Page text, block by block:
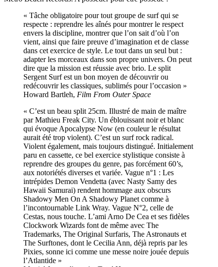
« Tâche obligatoire pour tout groupe de surf qui se
respecte : reprendre les aînés pour montrer le respect
envers la discipline, montrer que l’on sait d’où l’on
vient, ainsi que faire preuve d’imagination et de classe
dans cet exercice de style. Le tout dans un seul but :
adapter les morceaux dans son propre univers. On peut
dire que la mission est réussie avec brio. Le split
Sergent Surf est un bon moyen de découvrir ou
redécouvrir les classiques, sublimés pour l’occasion »
Howard Bartleh, Film From Outer Space
« C’est un beau split 25cm. Illustré de main de maître
par Mathieu Freak City. Un éblouissant noir et blanc
qui évoque Apocalypse Now (en couleur le résultat
aurait été trop violent). C’est un surf rock radical.
Violent également, mais toujours distingué. Initialement
paru en cassette, ce bel exercice stylistique consiste à
reprendre des groupes du genre, pas forcément 60’s,
aux notoriétés diverses et variée. Vague n°1 : Les
intrépides Demon Vendetta (avec Nasty Samy des
Hawaii Samurai) rendent hommage aux obscurs
Shadowy Men On A Shadowy Planet comme à
l’incontournable Link Wray. Vague N°2, celle de
Cestas, nous touche. L’ami Arno De Cea et ses fidèles
Clockwork Wizards font de même avec The
Trademarks, The Original Surfaris, The Astronauts et
The Surftones, dont le Cecilia Ann, déjà repris par les
Pixies, sonne ici comme une messe noire jouée depuis
l’Atlantide »